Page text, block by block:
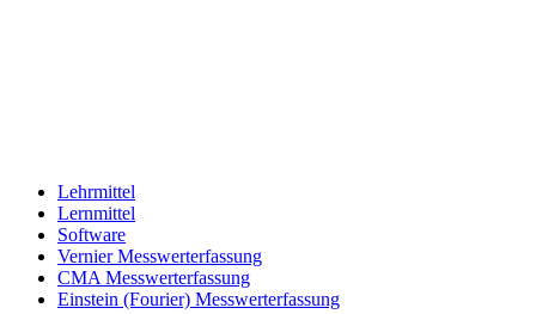
Lehrmittel
Lernmittel
Software
Vernier Messwerterfassung
CMA Messwerterfassung
Einstein (Fourier) Messwerterfassung